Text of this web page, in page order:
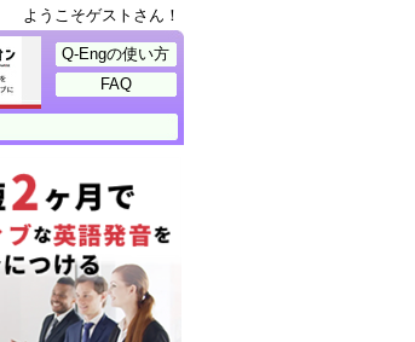
ようこそゲストさん！
Q-Engの使い方
FAQ